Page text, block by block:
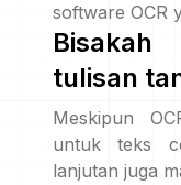
software OCR
tulisan
Meskipun
untuk teks
lanjutan juga